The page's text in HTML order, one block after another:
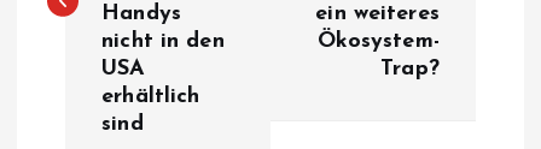
t
Handys
nicht in den
USA
erhältlich
sind
ein weiteres
Ökosystem-
Trap?